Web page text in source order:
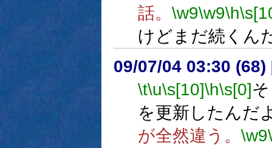
話。 \w9\w9\h
けどまだ続くん
09/07/04 03:30 (68)
\t\u\s[10]\h\s[0]
を更新したんだ
が全然違う。 \w9